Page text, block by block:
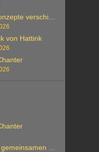
verschiedener
von Hattink
Musizieren